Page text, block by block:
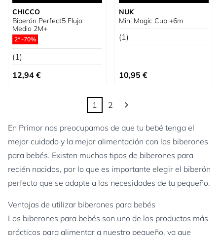
CHICCO
Biberón Perfect5 Flujo
Medio 2M+
2ª -70%
(1)
12,94 €
NUK
Mini Magic Cup +6m
(1)
10,95 €
Actualmente estás leyendo página
1
Página
2
En Primor nos preocupamos de que tu bebé tenga el
mejor cuidado y la mejor alimentación con los biberones
para bebés. Existen muchos tipos de biberones para
recién nacidos, por lo que es importante elegir el biberón
perfecto que se adapte a las necesidades de tu pequeño.
Ventajas de utilizar biberones para bebés
Los biberones para bebés son uno de los productos más
prácticos para alimentar a nuestro pequeño, ya que